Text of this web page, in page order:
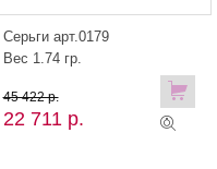
Серьги арт.0179
Вес 1.74 гр.
22 711 р.
45 422 р.